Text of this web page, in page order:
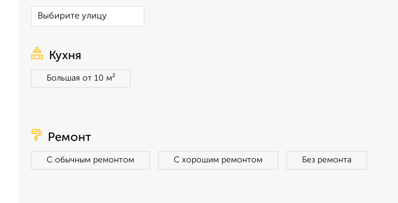
Кухня
Большая от 10 м²
Ремонт
С обычным ремонтом С хорошим ремонтом Без ремонта